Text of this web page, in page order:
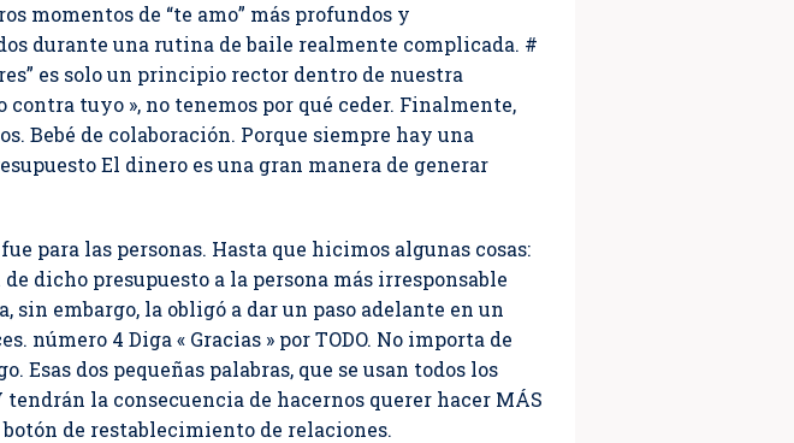
momentos de “te amo” más profundos y
durante una rutina de baile realmente complicada. #
es solo un principio rector dentro de nuestra
tuyo », no tenemos por qué ceder. Finalmente,
Bebé de colaboración. Porque siempre hay una
El dinero es una gran manera de generar
para las personas. Hasta que hicimos algunas cosas:
dicho presupuesto a la persona más irresponsable
sin embargo, la obligó a dar un paso adelante en un
número 4 Diga « Gracias » por TODO. No importa de
Esas dos pequeñas palabras, que se usan todos los
la consecuencia de hacernos querer hacer MÁS
de restablecimiento de relaciones.